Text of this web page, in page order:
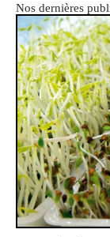
Nos dernières